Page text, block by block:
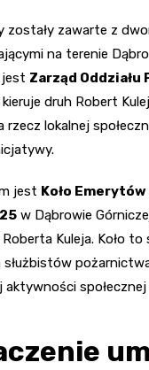
zostały zawarte z
na terenie
jest Zarząd
druh Robert
rzecz lokalnej
jest Koło
w Dąbrowie
Kuleja. Koło to
służbistów
aktywności